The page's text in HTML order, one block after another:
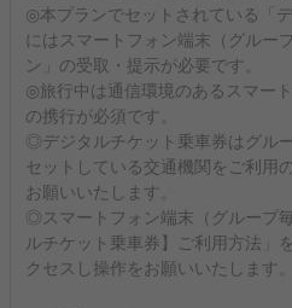
◎本プランでセットされている「
にはスマートフォン端末（グルー
ン」の受取・提示が必要です。
◎旅行中は通信環境のあるスマー
の携行が必須です。
◎デジタルチケット乗車券はグル
セットしている交通機関をご利用
お願いいたします。
◎スマートフォン端末（グループ
ルチケット乗車券】ご利用方法」
クセスし操作をお願いいたします。